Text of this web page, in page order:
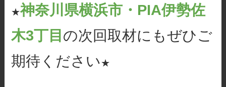
★神奈川県横浜市・ PIA伊勢佐
木3丁目 の次回取材にもぜひご
期待ください★